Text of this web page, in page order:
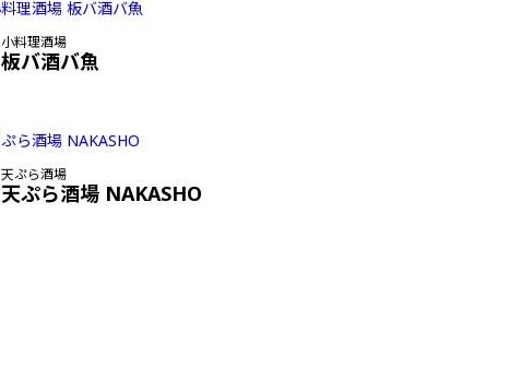
小料理酒場
板バ酒バ魚
天ぷら酒場
天ぷら酒場 NAKASHO